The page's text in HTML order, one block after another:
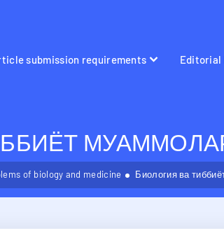
submission requirements Editorial
of biology and medicine Биология ва